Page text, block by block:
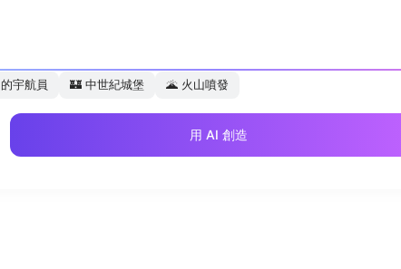
宇航員 🏰 中世紀城堡 🌋 火山噴發
用 AI 創造